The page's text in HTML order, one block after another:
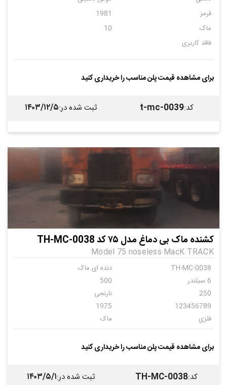
قرمز
1981
ماک
10
فاقد کاربری
برای مشاهده قیمت پلن مناسب را خریداری کنید
کد:
t-mc-0039 ثبت شده در:۱۴۰۳/۱۲/۵
کشنده ماک بی دماغ مدل ۷۵ کد TH-MC-0038
Model 75 noseless MacK TRACK
TH-MC-0038
دنده ای ماک
6 سیلندر
500
250
نارنجی
123456789
1975
فلزی
ماک
کفی 2 محور
1385
برای مشاهده قیمت پلن مناسب را خریداری کنید
کد:
TH-MC-0038 ثبت شده در:۱۴۰۳/۵/۱